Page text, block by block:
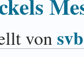
vonsvb